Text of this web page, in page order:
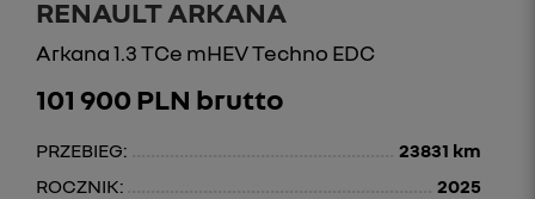
RENAULT ARKANA
Arkana 1.3 TCe mHEV Techno EDC
101 900 PLN brutto
PRZEBIEG:
23831 km
ROCZNIK:
2025